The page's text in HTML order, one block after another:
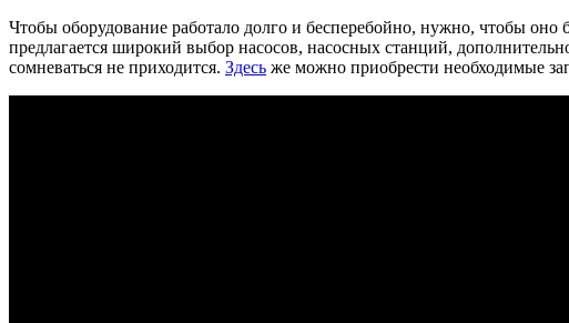
Чтобы оборудование работало долго и бесперебойно, нужно, чтобы
предлагается широкий выбор насосов, насосных станций,
сомневаться не приходится. Здесь же можно приобрести необходимые